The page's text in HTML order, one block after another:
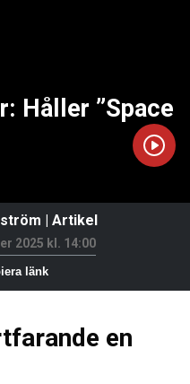
Håller ”Space
| Artikel
2025 kl. 14:00
länk
en